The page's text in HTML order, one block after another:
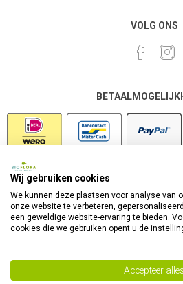
VOLG ONS
Wij gebruiken cookies
We kunnen deze plaatsen voor analyse van
onze website te verbeteren,
een geweldige website-ervaring te bieden.
cookies die we gebruiken opent u de
Accepteer alles